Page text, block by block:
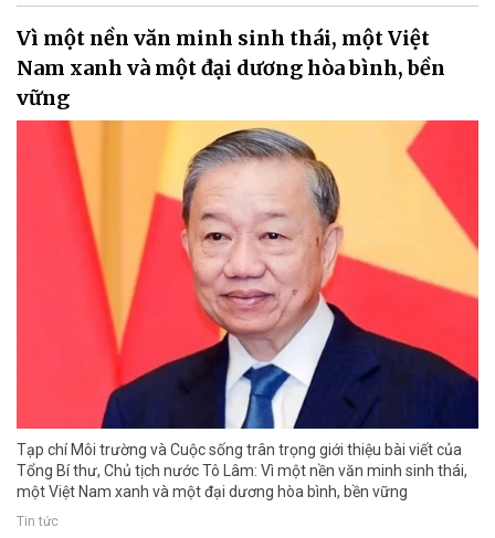
Vì một nền văn minh sinh thái, một Việt
Nam xanh và một đại dương hòa bình, bền
vững
Tạp chí Môi trường và Cuộc sống trân trọng giới thiệu bài viết của
Tổng Bí thư, Chủ tịch nước Tô Lâm: Vì một nền văn minh sinh thái,
một Việt Nam xanh và một đại dương hòa bình, bền vững
Tin tức